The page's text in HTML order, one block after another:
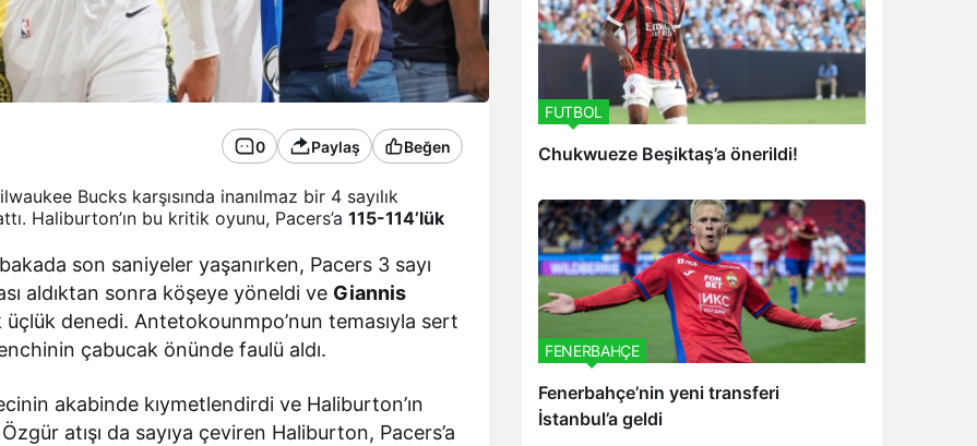
0 Paylaş Beğen
Bucks karşısında inanılmaz bir 4 sayılık
Haliburton’ın bu kritik oyunu, Pacers’a 115-114’lük
son saniyeler yaşanırken, Pacers 3 sayı
aldıktan sonra köşeye yöneldi ve Giannis
denedi. Antetokounmpo’nun temasıyla sert
çabucak önünde faulü aldı.
akabinde kıymetlendirdi ve Haliburton’ın
atışı da sayıya çeviren Haliburton, Pacers’a
FUTBOL
Chukwueze Beşiktaş’a önerildi!
FENERBAHÇE
Fenerbahçe’nin yeni transferi
İstanbul’a geldi